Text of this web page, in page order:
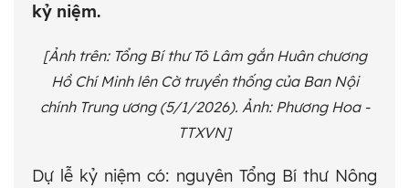
kỷ niệm.
[Ảnh trên: Tổng Bí thư Tô Lâm gắn Huân chương
Hồ Chí Minh lên Cờ truyền thống của Ban Nội
chính Trung ương (5/1/2026). Ảnh: Phương Hoa -
TTXVN]
Dự lễ kỷ niệm có: nguyên Tổng Bí thư Nông